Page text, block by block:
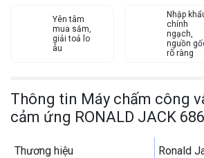
Yên tâm
mua sắm,
giải toả lo
âu
Nhập
chính
ngạch,
nguồn
rõ ràng
Thông tin Máy chấm công
cảm ứng RONALD JACK
Thương hiệu Ronald